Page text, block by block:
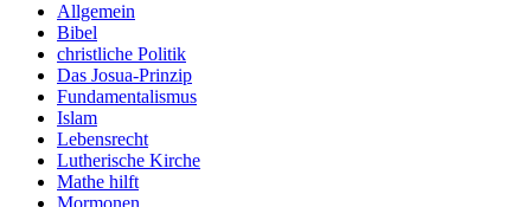
Allgemein
Bibel
christliche Politik
Das Josua-Prinzip
Fundamentalismus
Islam
Lebensrecht
Lutherische Kirche
Mathe hilft